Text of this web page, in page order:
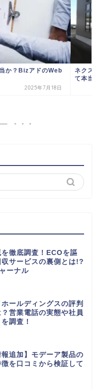
か？BizアドのWeb
2025年7月18日
ネクス
て本当
を徹底調査！ECOを謳
収サービスの裏側とは!?
ーナル
ールディングスの評判
営業電話の実態や社員
調査！
報追加】モデーア製品の
を口コミから検証して